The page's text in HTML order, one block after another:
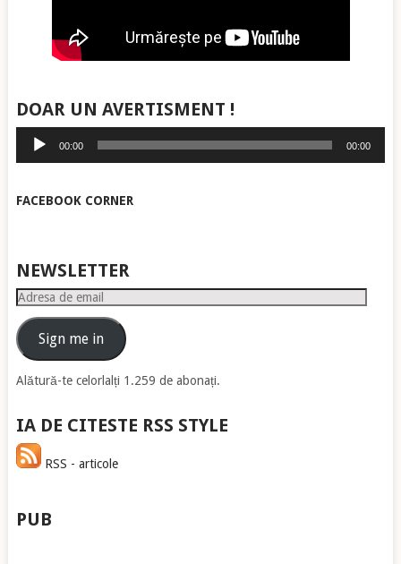
DOAR UN AVERTISMENT !
Player
audio
00:00 00:00
FACEBOOK CORNER
NEWSLETTER
Adresa
emailSign me in
Alătură-te celorlalți 1.259 de abonați.
IA DE CITESTE RSS STYLE
RSS - articole
PUB